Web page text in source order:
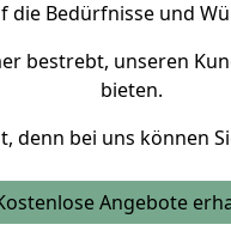
Bedürfnisse und
bestrebt, unseren
bieten.
denn bei uns können
Angebote